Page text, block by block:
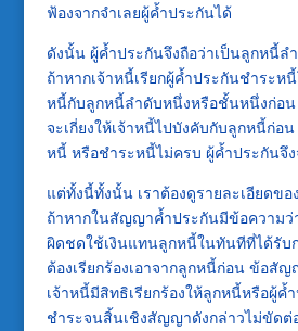
ฟ้องจากจำเลยผู้ค้ำประกันได้
ดังนั้น ผู้ค้ำประกันจึงถือว่าเป็นลูกหนี้ล
ถ้าหากเจ้าหนี้เรียกผู้ค้ำประกันชำระห
หนี้กับลูกหนี้ลำดับหนึ่งหรือชั้นหนึ่งก่อ
จะเกี่ยงให้เจ้าหนี้ไปบังคับกับลูกหนี้ก่อ
หนี้ หรือชำระหนี้ไม่ครบ ผู้ค้ำประกันจึ
แต่ทั้งนี้ทั้งนั้น เราต้องดูรายละเอียดข
ถ้าหากในสัญญาค้ำประกันมีข้อความว่
ผิดชดใช้เงินแทนลูกหนี้ในทันทีที่ได้รับ
ต้องเรียกร้องเอาจากลูกหนี้ก่อน ข้อสั
เจ้าหนี้มีสิทธิเรียกร้องให้ลูกหนี้หรือผู้
ชำระจนสิ้นเชิงสัญญาดังกล่าวไม่ขัดต่